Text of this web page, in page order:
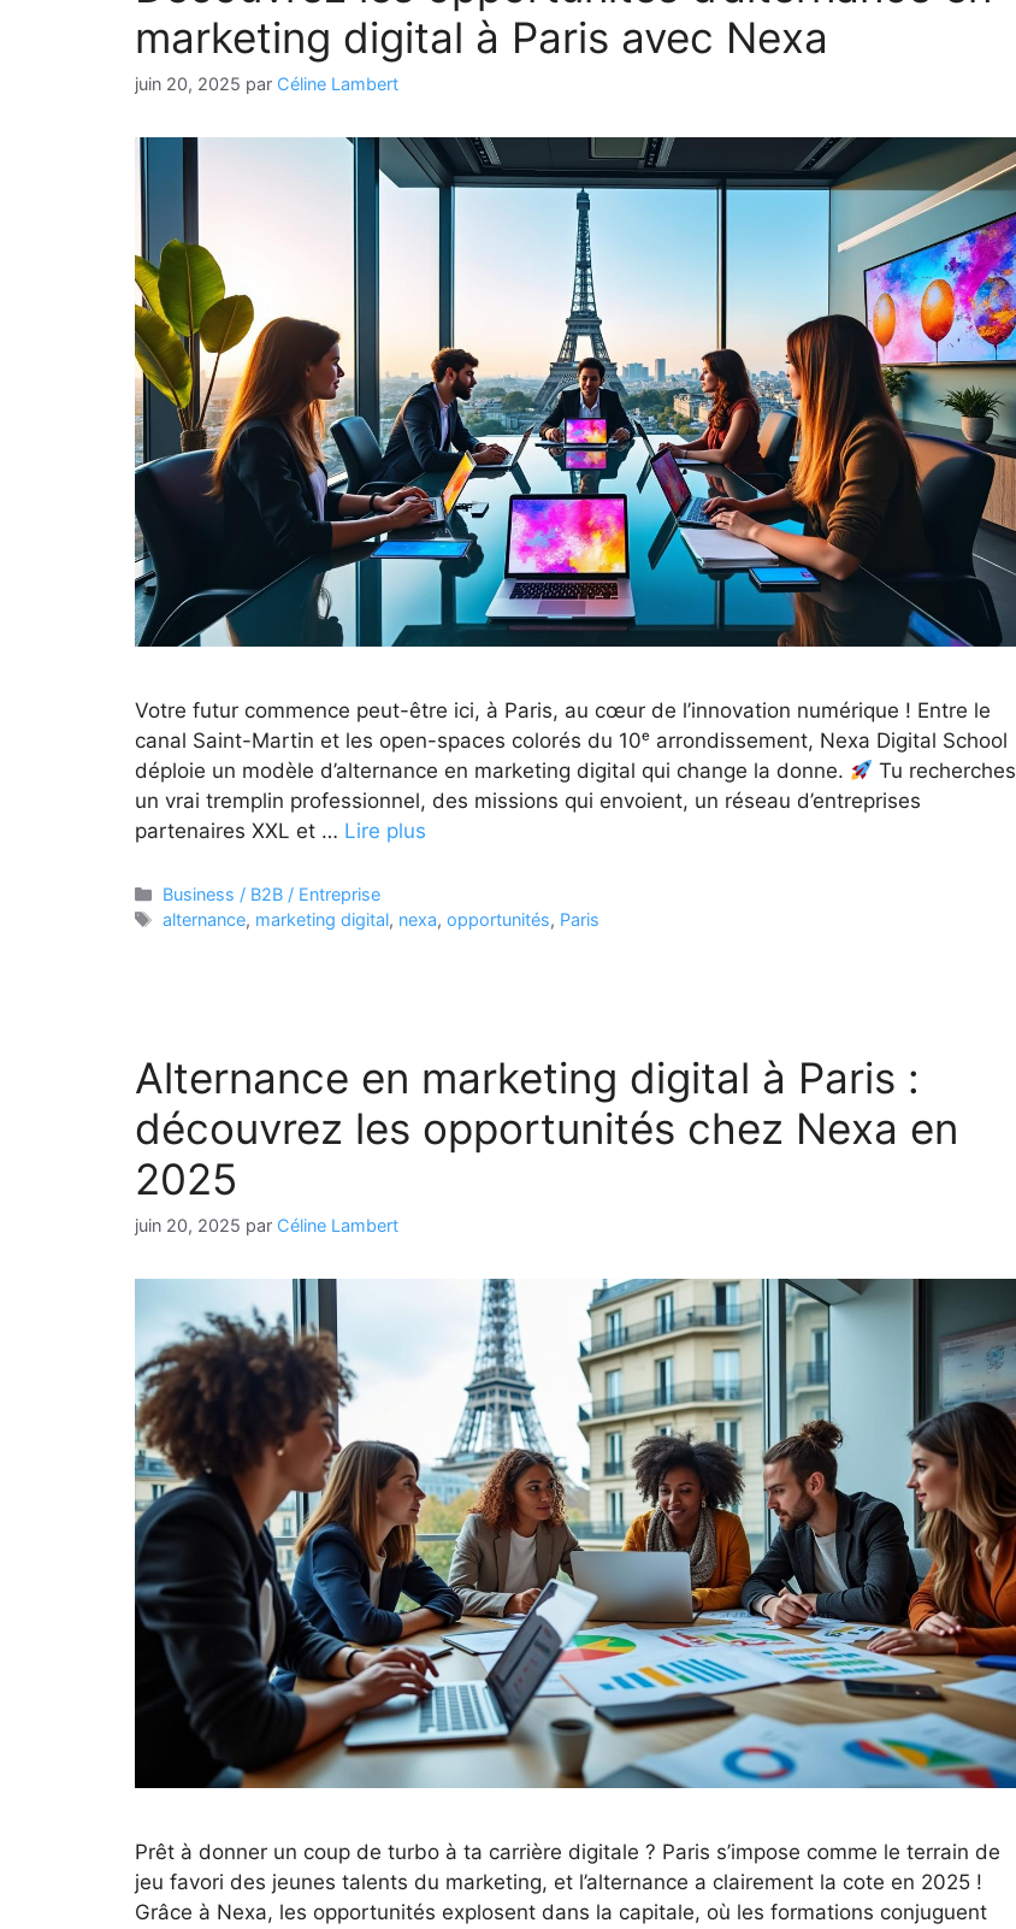
marketing digital à Paris avec Nexa
juin 20, 2025 par Céline Lambert
Votre futur commence peut-être ici, à Paris, au cœur de l’innovation numérique ! Entre le
canal Saint-Martin et les open-spaces colorés du 10ᵉ arrondissement, Nexa Digital School
déploie un modèle d’alternance en marketing digital qui change la donne.
Tu recherches
un vrai tremplin professionnel, des missions qui envoient, un réseau d’entreprises
partenaires XXL et … Lire plus
Catégories
Business / B2B / Entreprise
Étiquettes
alternance, marketing digital, nexa,opportunités, Paris
Alternance en marketing digital à Paris :
découvrez les opportunités chez Nexa en
2025
juin 20, 2025 par Céline Lambert
Prêt à donner un coup de turbo à ta carrière digitale ? Paris s’impose comme le terrain de
jeu favori des jeunes talents du marketing, et l’alternance a clairement la cote en 2025 !
Grâce à Nexa, les opportunités explosent dans la capitale, où les formations conjuguent